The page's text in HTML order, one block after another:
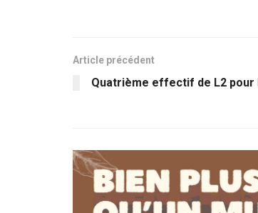
Article précédent
Quatrième effectif de L2 pour